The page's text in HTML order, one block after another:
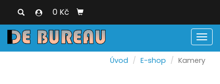
0 Kč
Úvod E-shop Kamery